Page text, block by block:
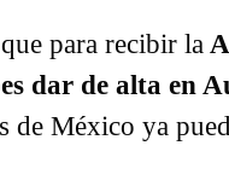
para recibir la
dar de alta en
de México ya